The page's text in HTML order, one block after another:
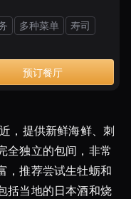
多种菜单
寿司
预订餐厅
，提供新鲜海鲜、刺
全独立的包间，非常
，推荐尝试生牡蛎和
括当地的日本酒和烧